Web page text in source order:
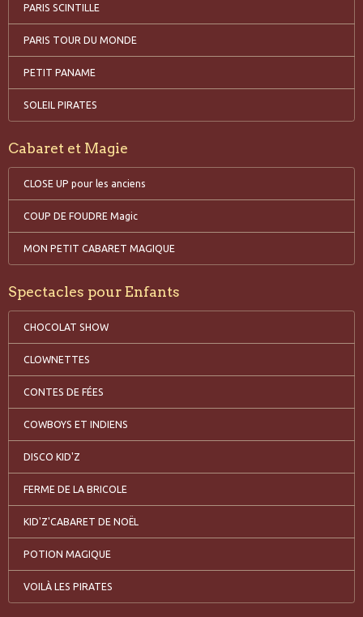
PARIS SCINTILLE
PARIS TOUR DU MONDE
PETIT PANAME
SOLEIL PIRATES
Cabaret et Magie
CLOSE UP pour les anciens
COUP DE FOUDRE Magic
MON PETIT CABARET MAGIQUE
Spectacles pour Enfants
CHOCOLAT SHOW
CLOWNETTES
CONTES DE FÉES
COWBOYS ET INDIENS
DISCO KID'Z
FERME DE LA BRICOLE
KID'Z'CABARET DE NOËL
POTION MAGIQUE
VOILÀ LES PIRATES